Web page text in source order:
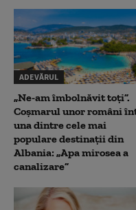
ADEVĂRUL
„Ne-am îmbolnăvit toți”.
Coșmarul unor români
una dintre cele mai
populare destinații din
Albania: „Apa mirosea a
canalizare”